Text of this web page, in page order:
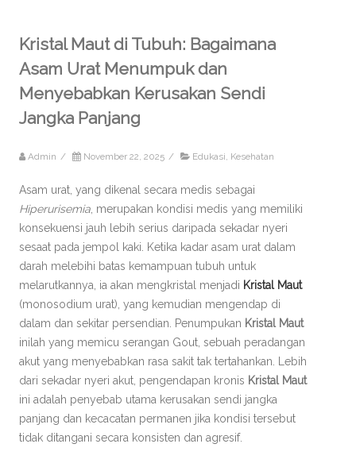
Kristal Maut di Tubuh: Bagaimana
Asam Urat Menumpuk dan
Menyebabkan Kerusakan Sendi
Jangka Panjang
Admin / November 22, 2025 / Edukasi, Kesehatan
Asam urat, yang dikenal secara medis sebagai
Hiperurisemia , merupakan kondisi medis yang memiliki
konsekuensi jauh lebih serius daripada sekadar nyeri
sesaat pada jempol kaki. Ketika kadar asam urat dalam
darah melebihi batas kemampuan tubuh untuk
melarutkannya, ia akan mengkristal menjadi Kristal Maut
(monosodium urat), yang kemudian mengendap di
dalam dan sekitar persendian. Penumpukan Kristal Maut
inilah yang memicu serangan Gout, sebuah peradangan
akut yang menyebabkan rasa sakit tak tertahankan. Lebih
dari sekadar nyeri akut, pengendapan kronis Kristal Maut
ini adalah penyebab utama kerusakan sendi jangka
panjang dan kecacatan permanen jika kondisi tersebut
tidak ditangani secara konsisten dan agresif.